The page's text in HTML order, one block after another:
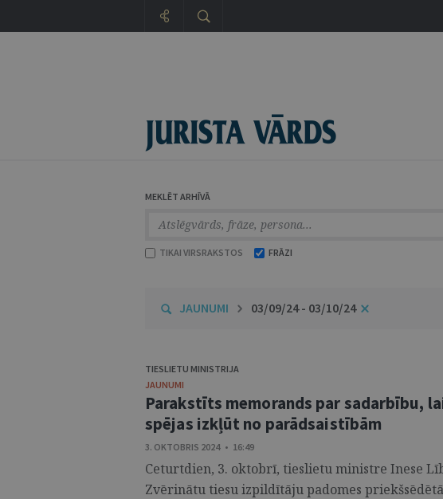
MEKLĒT ARHĪVĀ
TIKAI VIRSRAKSTOS FRĀZI
JAUNUMI 03/09/24 - 03/10/24
TIESLIETU MINISTRIJA
JAUNUMI
Parakstīts memorands par sadarbību,
spējas izkļūt no parādsaistībām
3. OKTOBRIS 2024 • 16:49
Ceturtdien, 3. oktobrī, tieslietu ministre Inese
Zvērinātu tiesu izpildītāju padomes